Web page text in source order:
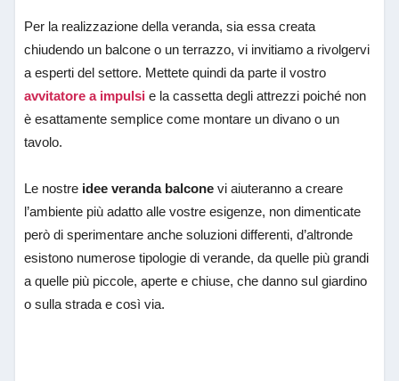
Per la realizzazione della veranda, sia essa creata
chiudendo un balcone o un terrazzo, vi invitiamo a rivolgervi
a esperti del settore. Mettete quindi da parte il vostro
avvitatore a impulsie la cassetta degli attrezzi poiché non
è esattamente semplice come montare un divano o un
tavolo.
Le nostre idee veranda balconevi aiuteranno a creare
l’ambiente più adatto alle vostre esigenze, non dimenticate
però di sperimentare anche soluzioni differenti, d’altronde
esistono numerose tipologie di verande, da quelle più grandi
a quelle più piccole, aperte e chiuse, che danno sul giardino
o sulla strada e così via.